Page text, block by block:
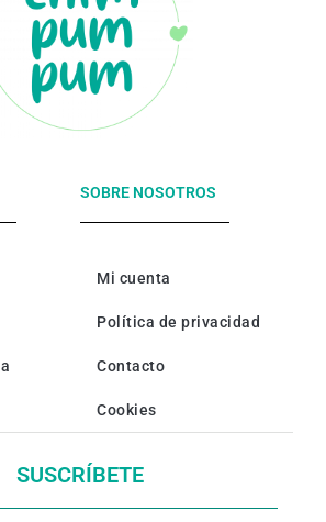
SOBRE NOSOTROS
Mi cuenta
Política de privacidad
Contacto
Cookies
SUSCRÍBETE